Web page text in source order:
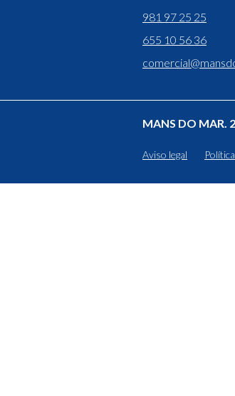
981 97 25 25
655 10 56 36
MANS DO MAR.
Aviso legal